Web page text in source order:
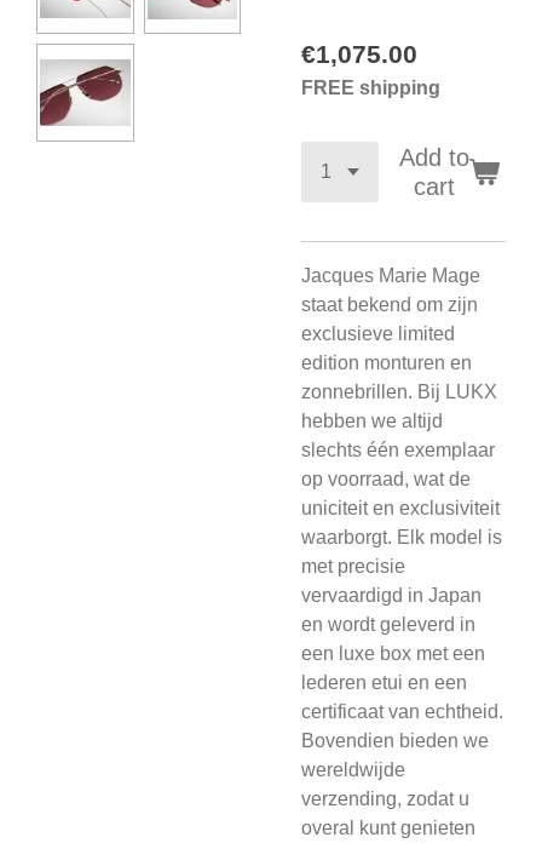
€1,075.00
FREE shipping
Add to
cart
Jacques Marie Mage
staat bekend om zijn
exclusieve limited
edition monturen en
zonnebrillen. Bij LUKX
hebben we altijd
slechts één exemplaar
op voorraad, wat de
uniciteit en exclusiviteit
waarborgt. Elk model is
met precisie
vervaardigd in Japan
en wordt geleverd in
een luxe box met een
lederen etui en een
certificaat van echtheid.
Bovendien bieden we
wereldwijde
verzending, zodat u
overal kunt genieten